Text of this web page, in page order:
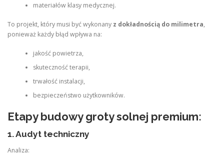
materiałów klasy medycznej.
To projekt, który musi być wykonany z dokładnością do milimetra,
ponieważ każdy błąd wpływa na:
jakość powietrza,
skuteczność terapii,
trwałość instalacji,
bezpieczeństwo użytkowników.
Etapy budowy groty solnej premium:
1. Audyt techniczny
Analiza: